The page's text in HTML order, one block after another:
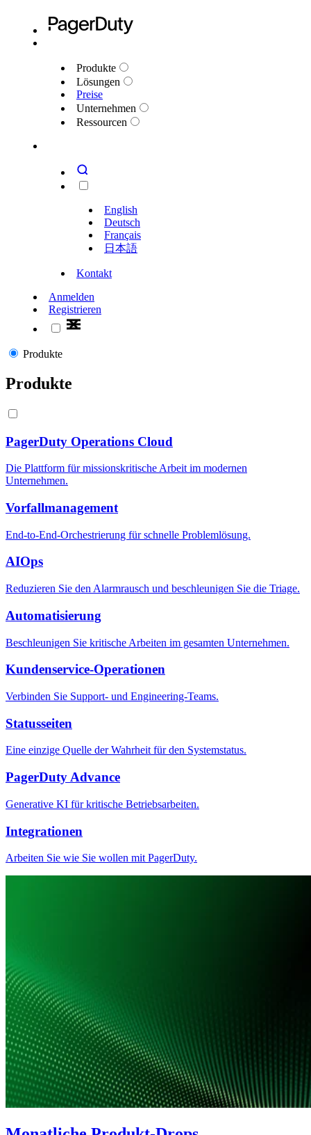
Produkte
Lösungen
Preise
Unternehmen
Ressourcen
English
Deutsch
Français
日本語
Kontakt
Anmelden
Registrieren
Produkte
Produkte
PagerDuty Operations Cloud
Die Plattform für missionskritische Arbeit im modernen
Unternehmen.
Vorfallmanagement
End-to-End-Orchestrierung für schnelle Problemlösung.
AIOps
Reduzieren Sie den Alarmrausch und beschleunigen Sie die Triage.
Automatisierung
Beschleunigen Sie kritische Arbeiten im gesamten Unternehmen.
Kundenservice-Operationen
Verbinden Sie Support- und Engineering-Teams.
Statusseiten
Eine einzige Quelle der Wahrheit für den Systemstatus.
PagerDuty Advance
Generative KI für kritische Betriebsarbeiten.
Integrationen
Arbeiten Sie wie Sie wollen mit PagerDuty.